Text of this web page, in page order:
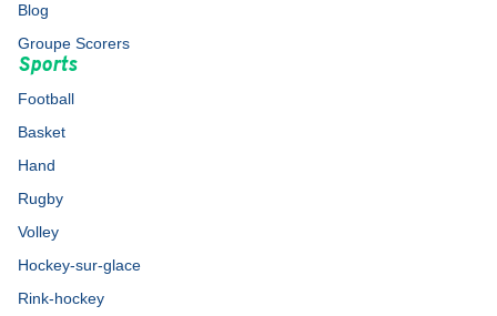
Blog
Groupe Scorers
Sports
Football
Basket
Hand
Rugby
Volley
Hockey-sur-glace
Rink-hockey